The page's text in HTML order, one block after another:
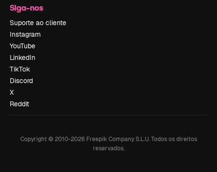
Siga-nos
Suporte ao cliente
Instagram
YouTube
LinkedIn
TikTok
Discord
X
Reddit
Copyright © 2010-2026Freepik Company S.L.U. Todos os direitos
reservados.